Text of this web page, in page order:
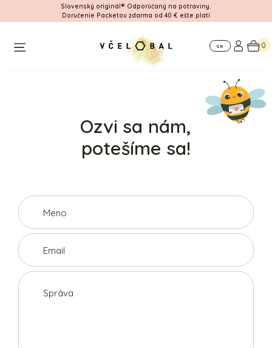
Slovenský originál® Odporúčaný na potraviny.
Doručenie Packetou zdarma od 40 € ešte platí
firmy
nás
SK 0
Ozvi sa nám,
potešíme sa!